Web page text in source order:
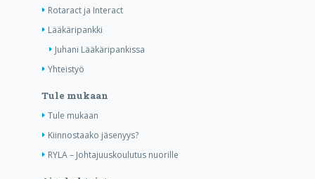
Rotaract ja Interact
Lääkäripankki
Juhani Lääkäripankissa
Yhteistyö
Tule mukaan
Tule mukaan
Kiinnostaako jäsenyys?
RYLA – Johtajuuskoulutus nuorille